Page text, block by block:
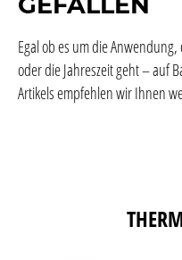
Egal ob es um die
oder die Jahreszeit geht – auf
Artikels empfehlen wir Ihnen
Produktgalerie überspringen